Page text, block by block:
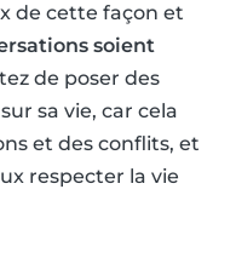
de cette façon et
soient
de poser des
sa vie, car cela
et des conflits, et
respecter la vie